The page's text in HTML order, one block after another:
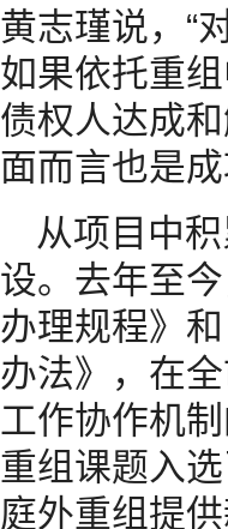
黄志瑾说，“
如果依托重
债权人达成
面而言也是
从项目中
设。去年至
办理规程》
办法》，在
工作协作机
重组课题入
庭外重组提